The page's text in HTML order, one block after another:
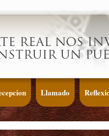
REAL NOS
UN
Llamado